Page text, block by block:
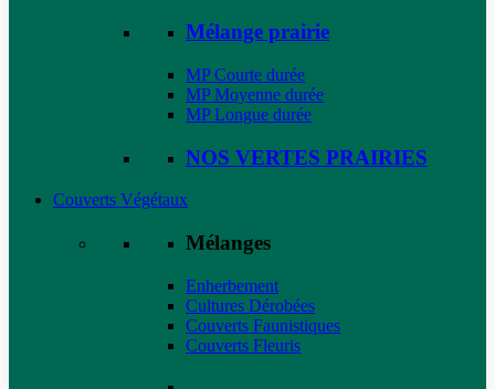
Mélange prairie
MP Courte durée
MP Moyenne durée
MP Longue durée
NOS VERTES PRAIRIES
Couverts Végétaux
Mélanges
Enherbement
Cultures Dérobées
Couverts Faunistiques
Couverts Fleuris